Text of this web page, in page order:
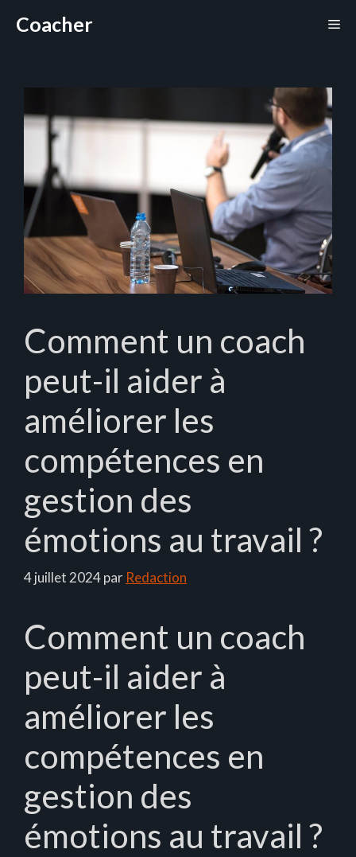
Coacher
Comment un coach
peut-il aider à
améliorer les
compétences en
gestion des
émotions au travail ?
4 juillet 2024par Redaction
Comment un coach
peut-il aider à
améliorer les
compétences en
gestion des
émotions au travail ?